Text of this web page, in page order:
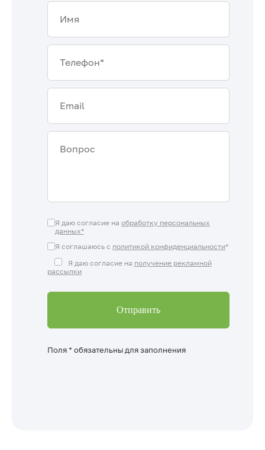
Я даю согласие на обработку персональных
данных*
Я соглашаюсь с политикой конфиденциальности*
Я даю согласие на получение рекламной
рассылки
Поля * обязательны для заполнения